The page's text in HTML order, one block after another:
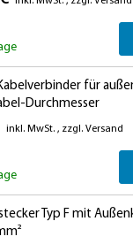
für
Durchmesser
inkl. MwSt. , zzgl. Versand
Typ F mit